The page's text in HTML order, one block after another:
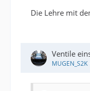
Die Lehre mit
Ventile
MUGEN_S2K